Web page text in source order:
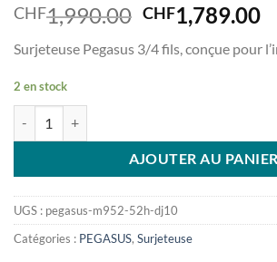
CHF1,990.00 Le
initial
CHF1,789.00Le
Surjeteuse Pegasus 3/4 fils, conçue pour
2 en stock
AJOUTER AU PANIER
UGS : pegasus-m952-52h-dj10
Catégories : PEGASUS, Surjeteuse